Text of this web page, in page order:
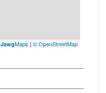
JawgMaps | © OpenStreetMap